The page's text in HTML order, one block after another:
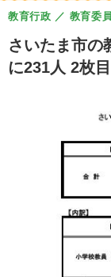
さいたま市
に231人 2枚
教育行政 教育委